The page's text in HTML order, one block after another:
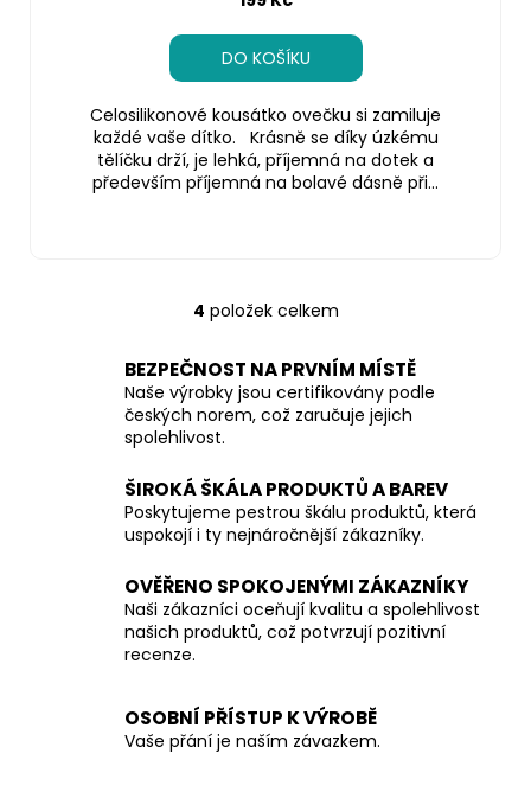
DO KOŠÍKU
Celosilikonové kousátko ovečku si zamiluje
každé vaše dítko. Krásně se díky úzkému
tělíčku drží, je lehká, příjemná na dotek a
především příjemná na bolavé dásně při...
O
l
á
d
c
í
p
v
k
y
p
i
4 položek celkem
BEZPEČNOST NA PRVNÍM MÍSTĚ
Naše výrobky jsou certifikovány podle
českých norem, což zaručuje jejich
spolehlivost.
ŠIROKÁ ŠKÁLA PRODUKTŮ A BAREV
Poskytujeme pestrou škálu produktů, která
uspokojí i ty nejnáročnější zákazníky.
OVĚŘENO SPOKOJENÝMI ZÁKAZNÍKY
Naši zákazníci oceňují kvalitu a spolehlivost
našich produktů, což potvrzují pozitivní
recenze.
OSOBNÍ PŘÍSTUP K VÝROBĚ
Vaše přání je naším závazkem.